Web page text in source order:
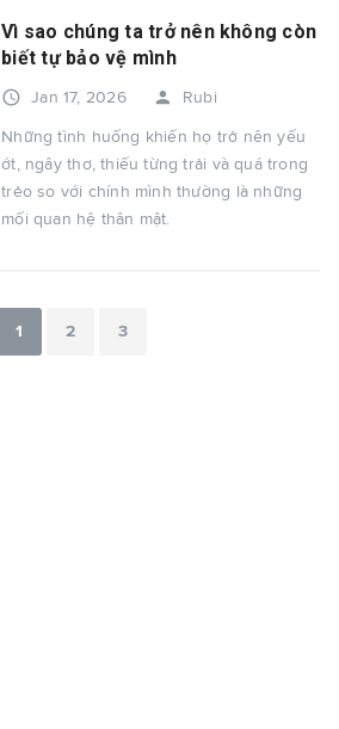
Vì sao chúng ta trở nên không còn
biết tự bảo vệ mình
access_time Jan 17, 2026 person Rubi
Những tình huống khiến họ trở nên yếu
ớt, ngây thơ, thiếu từng trải và quá trong
trẻo so với chính mình thường là những
mối quan hệ thân mật.
1 2 3